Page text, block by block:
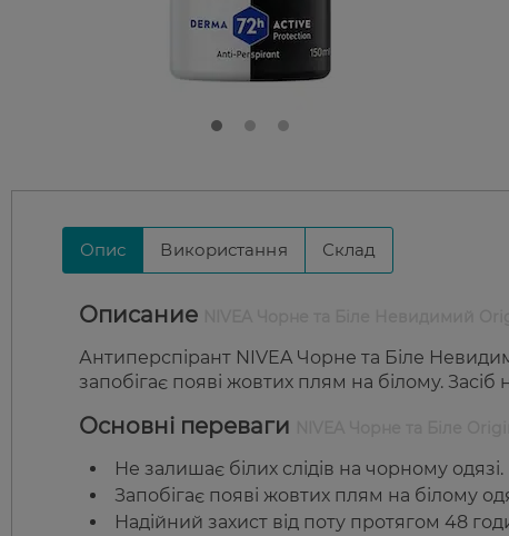
Опис Використання Склад
Описание
Антиперспірант NIVEA Чорне та Біле
запобігає появі жовтих плям на білому.
Основні переваги
Не залишає білих слідів на чорному одязі.
Запобігає появі жовтих плям на білому
Надійний захист від поту протягом 48